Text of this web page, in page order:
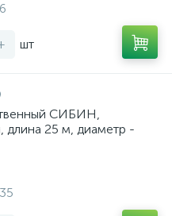
шт
СИБИН,
длина 25 м, диаметр -